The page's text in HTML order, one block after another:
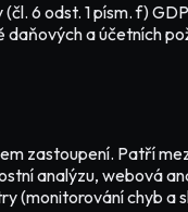
6 odst. 1 písm. f)
a účetních
zastoupení. Patří
analýzu, webová
(monitorování chyb a